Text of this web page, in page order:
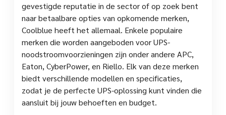
gevestigde reputatie in de sector of op zoek bent
naar betaalbare opties van opkomende merken,
Coolblue heeft het allemaal. Enkele populaire
merken die worden aangeboden voor UPS-
noodstroomvoorzieningen zijn onder andere APC,
Eaton, CyberPower, en Riello. Elk van deze merken
biedt verschillende modellen en specificaties,
zodat je de perfecte UPS-oplossing kunt vinden die
aansluit bij jouw behoeften en budget.